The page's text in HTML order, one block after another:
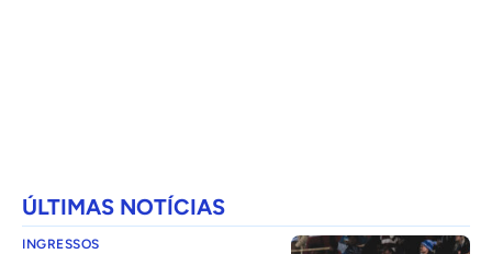
ÚLTIMAS NOTÍCIAS
INGRESSOS